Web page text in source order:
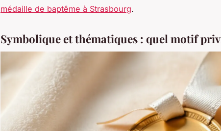
médaille de baptême à Strasbourg.
Symbolique et thématiques : quel motif